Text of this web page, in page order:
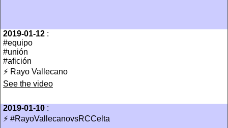
2019-01-12 :
#equipo
#unión
#afición
⚡️ Rayo Vallecano
See the video
2019-01-10 :
⚡️ #RayoVallecanovsRCCelta